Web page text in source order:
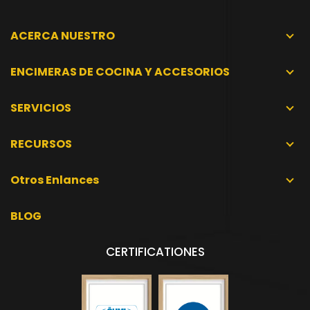
ACERCA NUESTRO
ENCIMERAS DE COCINA Y ACCESORIOS
SERVICIOS
RECURSOS
Otros Enlances
BLOG
CERTIFICATIONES